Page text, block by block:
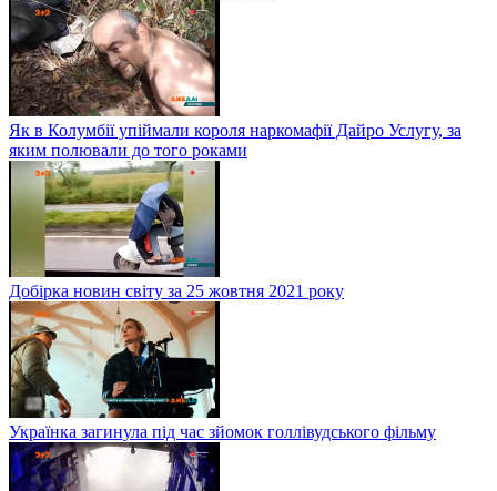
Як в Колумбії упіймали короля наркомафії Дайро Услугу, за
яким полювали до того роками
Добірка новин світу за 25 жовтня 2021 року
Українка загинула під час зйомок голлівудського фільму